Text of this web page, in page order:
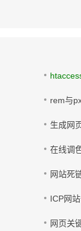
rem与
生成网
在线调
网站死
ICP网
网页关